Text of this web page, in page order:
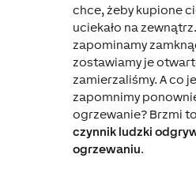
chce, żeby kupione
uciekało na
zapominamy
zostawiamy je
zamierzaliśmy. A co
zapomnimy
ogrzewanie? Brzmi
czynnik ludzki
ogrzewaniu.